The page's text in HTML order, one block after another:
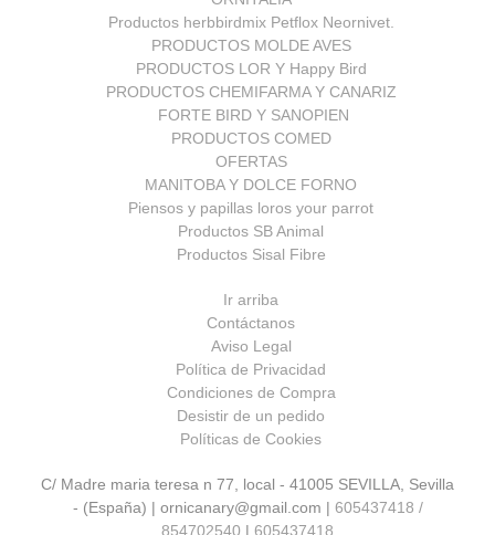
Productos herbbirdmix Petflox Neornivet.
PRODUCTOS MOLDE AVES
PRODUCTOS LOR Y Happy Bird
PRODUCTOS CHEMIFARMA Y CANARIZ
FORTE BIRD Y SANOPIEN
PRODUCTOS COMED
OFERTAS
MANITOBA Y DOLCE FORNO
Piensos y papillas loros your parrot
Productos SB Animal
Productos Sisal Fibre
Ir arriba
Contáctanos
Aviso Legal
Política de Privacidad
Condiciones de Compra
Desistir de un pedido
Políticas de Cookies
C/ Madre maria teresa n 77, local - 41005 SEVILLA, Sevilla
- (España) | ornicanary@gmail.com | 605437418 /
854702540 | 605437418